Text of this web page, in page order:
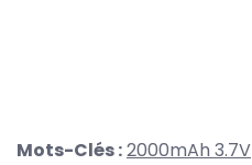
Mots-Clés :2000mAh 3.7V